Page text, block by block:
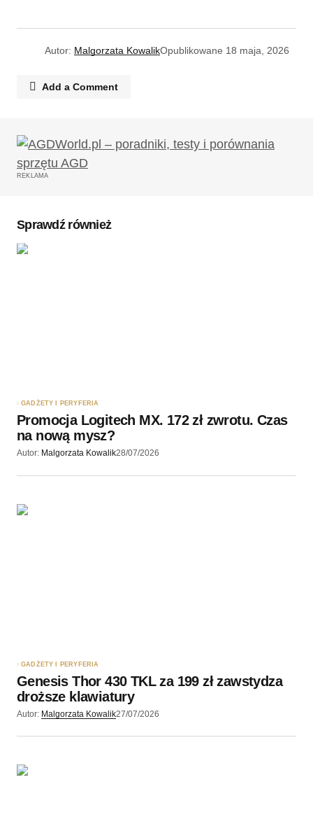
Autor: Malgorzata KowalikOpublikowane 18 maja, 2026
Add a Comment
Twój adres email nie zostanie opublikowany.
Wymagane pola są oznaczone
Wyślij komentarz
REKLAMA
Sprawdź również
GADŻETY I PERYFERIA
Promocja Logitech MX. 172 zł zwrotu. Czas
na nową mysz?
Autor: Malgorzata Kowalik28/07/2026
GADŻETY I PERYFERIA
Genesis Thor 430 TKL za 199 zł zawstydza
droższe klawiatury
Autor: Malgorzata Kowalik27/07/2026